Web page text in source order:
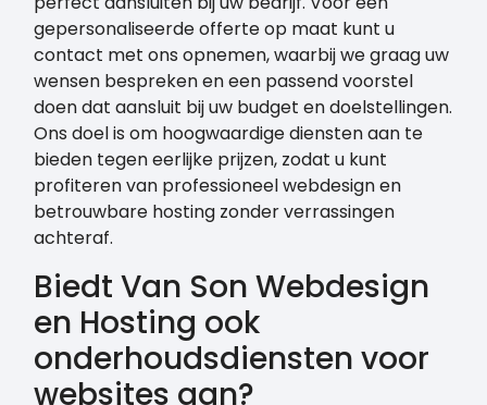
gepersonaliseerde offerte op maat kunt u
contact met ons opnemen, waarbij we graag uw
wensen bespreken en een passend voorstel
doen dat aansluit bij uw budget en doelstellingen.
Ons doel is om hoogwaardige diensten aan te
bieden tegen eerlijke prijzen, zodat u kunt
profiteren van professioneel webdesign en
betrouwbare hosting zonder verrassingen
achteraf.
Biedt Van Son Webdesign
en Hosting ook
onderhoudsdiensten voor
websites aan?